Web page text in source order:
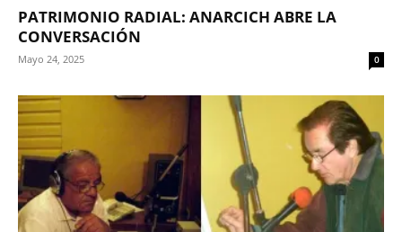
PATRIMONIO RADIAL: ANARCICH ABRE LA
CONVERSACIÓN
Mayo 24, 2025 0